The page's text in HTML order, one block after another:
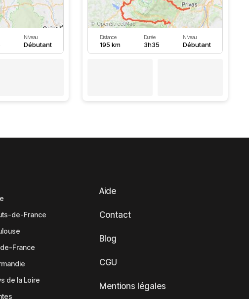
Niveau
Débutant
Distance
195 km
Durée
3h35
Niveau
Débutant
de-France
France
de la Loire
Aide
Contact
Blog
CGU
Mentions légales